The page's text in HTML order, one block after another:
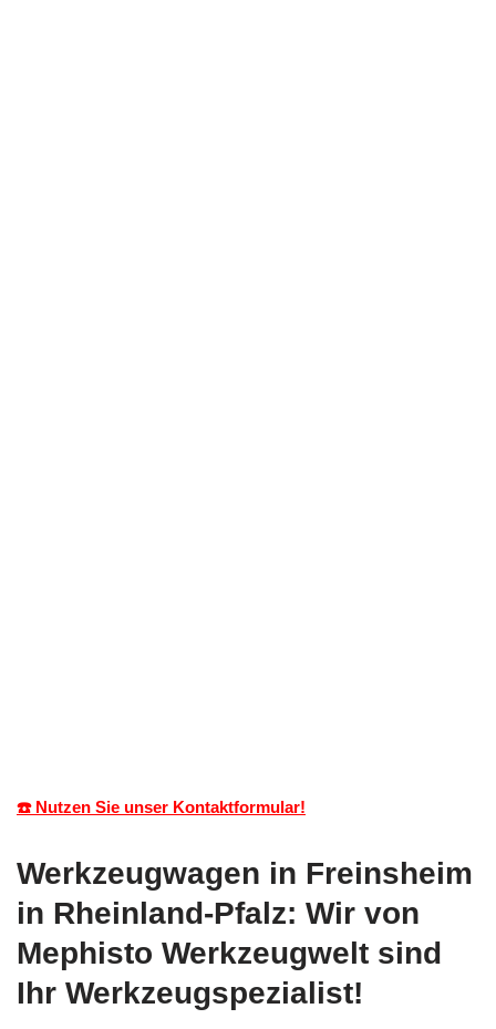
☎️ Nutzen Sie unser Kontaktformular!
Werkzeugwagen in Freinsheim
in Rheinland-Pfalz: Wir von
Mephisto Werkzeugwelt sind
Ihr Werkzeugspezialist!